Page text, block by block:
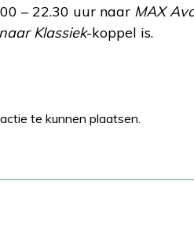
– 22.30 uur naar MAX
Klassiek-koppel is.
te kunnen plaatsen.